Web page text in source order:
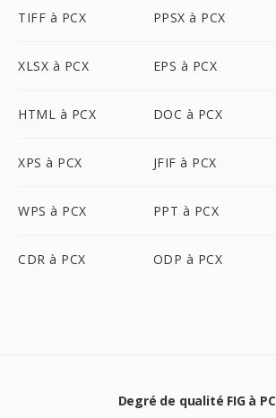
TIFF à PCX PPSX à PCX
XLSX à PCX EPS à PCX
HTML à PCX DOC à PCX
XPS à PCX JFIF à PCX
WPS à PCX PPT à PCX
CDR à PCX ODP à PCX
Degré de qualité FIG à